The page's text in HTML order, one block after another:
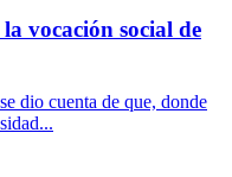
vocación social de
dio cuenta de que, donde